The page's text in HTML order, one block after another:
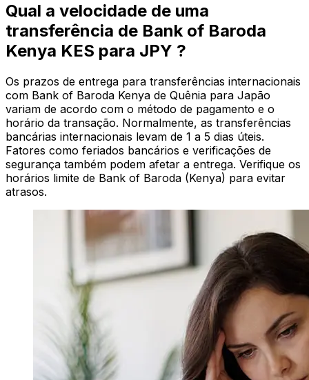
Qual a velocidade de uma
transferência de Bank of Baroda
Kenya KES para JPY ?
Os prazos de entrega para transferências internacionais
com Bank of Baroda Kenya de Quênia para Japão
variam de acordo com o método de pagamento e o
horário da transação. Normalmente, as transferências
bancárias internacionais levam de 1 a 5 dias úteis.
Fatores como feriados bancários e verificações de
segurança também podem afetar a entrega. Verifique os
horários limite de Bank of Baroda (Kenya) para evitar
atrasos.